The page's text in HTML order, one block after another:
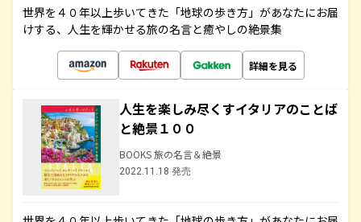
世界を４０年以上歩いてきた「地球の歩き方」があなたにお届
けする、人生を輝かせる旅の名言と癒やしの絶景集
詳細を見る
人生を楽しみ尽くすイタリアのことば
と絶景１００
BOOKS 旅の名言＆絶景
2022.11.18 発売